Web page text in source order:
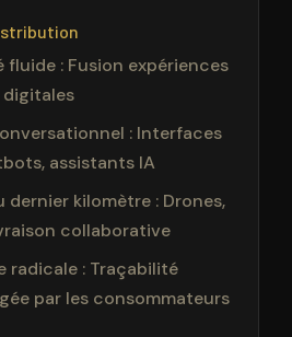
fluide : Fusion expériences
: Interfaces
assistants IA
dernier kilomètre : Drones,
collaborative
radicale : Traçabilité
par les consommateurs